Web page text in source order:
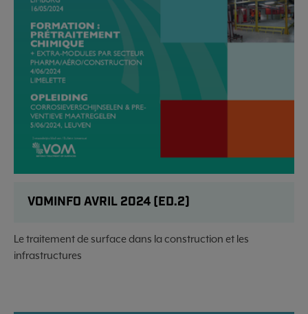
VOMINFO AVRIL 2024 (ED.2)
Le traitement de surface dans la construction et les
infrastructures